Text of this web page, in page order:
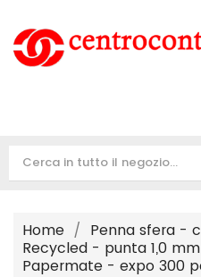
Home
Penna sfera -
Recycled - punta 1,0
Papermate - expo 300